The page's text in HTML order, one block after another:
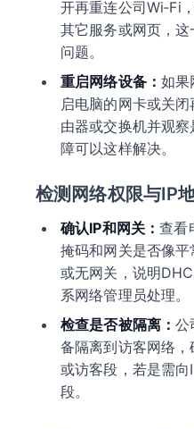
开再重连公司Wi‑Fi
其它服务或网页，
问题。
重启网络设备：如果
启电脑的网卡或关
由器或交换机并观
障可以这样解决。
检测网络权限与IP
确认IP和网关：查看
掩码和网关是否像
或无网关，说明
系网络管理员处理。
检查是否被隔离：公
备隔离到访客网络
或访客段，若是需
段。